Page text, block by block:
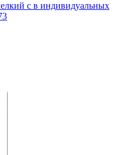
с в индивидуальных